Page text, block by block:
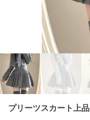
プリーツスカート上